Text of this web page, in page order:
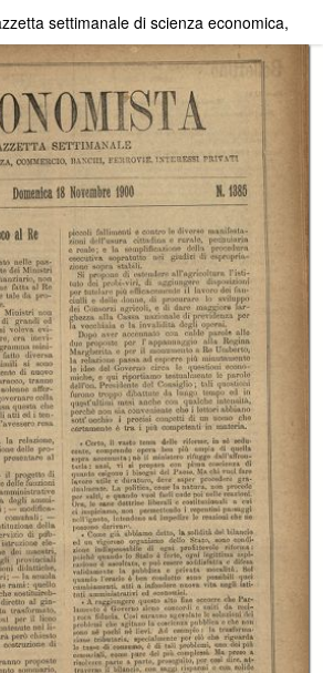
And Enjoy Open
Providers Exhibitions
settimanale di scienza economica,